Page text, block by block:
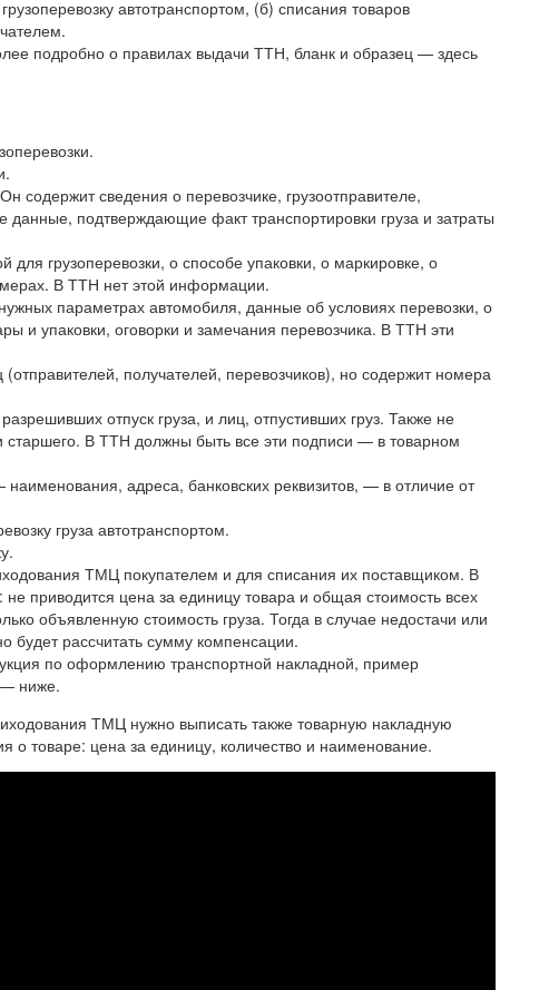
автотранспортом, (б) списания товаров
подробно о правилах выдачи ТТН, бланк и образец — здесь
содержит сведения о перевозчике, грузоотправителе,
данные, подтверждающие факт транспортировки груза и затраты
для грузоперевозки, о способе упаковки, о маркировке, о
В ТТН нет этой информации.
параметрах автомобиля, данные об условиях перевозки, о
и упаковки, оговорки и замечания перевозчика. В ТТН эти
получателей, перевозчиков), но содержит номера
отпуск груза, и лиц, отпустивших груз. Также не
старшего. В ТТН должны быть все эти подписи — в товарном
адреса, банковских реквизитов, — в отличие от
груза автотранспортом.
ТМЦ покупателем и для списания их поставщиком. В
приводится цена за единицу товара и общая стоимость всех
объявленную стоимость груза. Тогда в случае недостачи или
будет рассчитать сумму компенсации.
по оформлению транспортной накладной, пример
— ниже.
ТМЦ нужно выписать также товарную накладную
товаре: цена за единицу, количество и наименование.